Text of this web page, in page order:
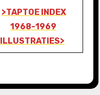
>TAPTOE INDEX
1968-1969
ILLUSTRATIES>